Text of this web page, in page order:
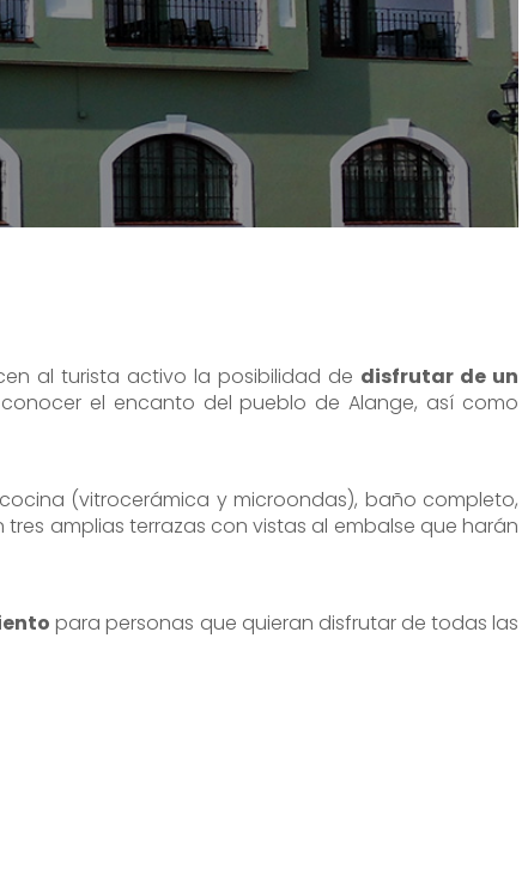
al turista activo la posibilidad de disfrutar de un
el encanto del pueblo de Alange, así como
(vitrocerámica y microondas), baño completo,
amplias terrazas con vistas al embalse que harán
para personas que quieran disfrutar de todas las